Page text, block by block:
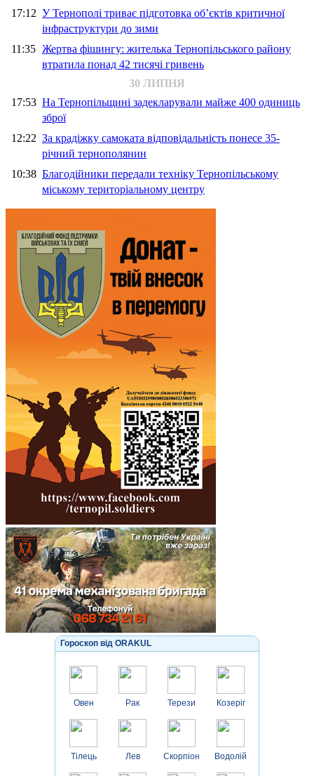
17:12 У Тернополі триває підготовка об’єктів критичної
інфраструктури до зими
11:35 Жертва фішингу: жителька Тернопільського району
втратила понад 42 тисячі гривень
30 ЛИПНЯ
17:53 На Тернопільщині задекларували майже 400 одиниць
зброї
12:22 За крадіжку самоката відповідальність понесе 35-
річний тернополянин
10:38 Благодійники передали техніку Тернопільському
міському територіальному центру
Гороскоп від ORAKUL
Овен
Тілець
Рак
Лев
Терези
Скорпіон
Козеріг
Водолій